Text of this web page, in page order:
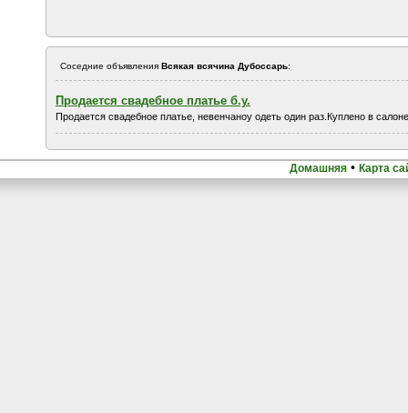
Соседние объявления Всякая всячина Дубоссарь:
Продается свадебное платье б.у.
Продается свадебное платье, невенчаноу одеть один раз.Куплено в
Домашняя • Карта